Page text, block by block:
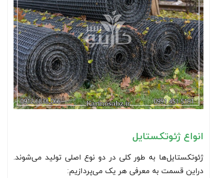
انواع ژئوتکستایل
ژئوتکستایل‌ها به طور کلی در دو نوع اصلی تولید می‌شوند.
دراین قسمت به معرفی هر یک می‌پردازیم: